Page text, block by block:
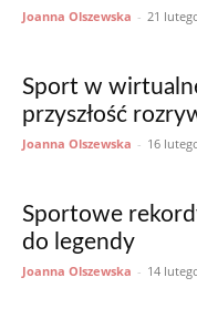
Joanna Olszewska - 21
Sport w
przyszłość
Joanna Olszewska - 16
Sportowe
do legendy
Joanna Olszewska - 14